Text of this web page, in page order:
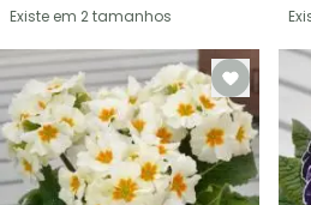
Existe em 2 tamanhos